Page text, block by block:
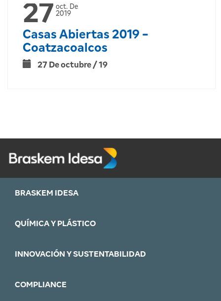
27 oct. De
2019
Casas Abiertas 2019 -
Coatzacoalcos
27 De octubre / 19
BRASKEM IDESA
QUÍMICA Y PLÁSTICO
INNOVACIÓN Y SUSTENTABILIDAD
COMPLIANCE